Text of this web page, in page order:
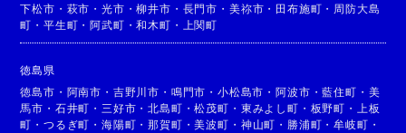
下松市 ・ 萩市 ・光市 ・柳井市 ・ 長門市 ・ 美祢市 ・ 田布施町 ・ 周防大島
町 ・平生町 ・阿武町 ・和木町 ・ 上関町
徳島県
徳島市 ・ 阿南市 ・ 吉野川市 ・ 鳴門市 ・小松島市 ・阿波市 ・藍住町 ・ 美
馬市 ・ 石井町 ・ 三好市 ・北島町 ・松茂町 ・ 東みよし町 ・ 板野町 ・
上板
町 ・つるぎ町 ・海陽町 ・那賀町 ・美波町 ・ 神山町 ・ 勝浦町 ・牟岐町 ・